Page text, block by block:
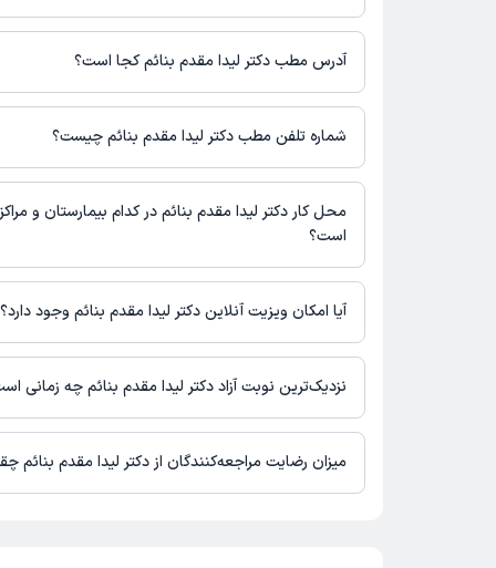
برای اطلاع از هزینه ویزیت دکتر لیدا مقدم بنائم، لازم است با مطب
آدرس مطب دکتر لیدا مقدم بنائم کجا است؟
دکتر لیدا مقدم بنائم 1 مطب فعال دارند. آدرس مطب‌های
زیر است.
شماره تلفن مطب دکتر لیدا مقدم بنائم چیست؟
مطب تهران : شماره تماس مطب دکتر لیدا مقدم بنائم در حال
ثبت نشده است.
محل کار دکتر لیدا مقدم بنائم در کدام بیمارستان و
است؟
اطلاعاتی درباره محل فعالیت دکتر لیدا مقدم بنائم در مراکز
آیا امکان ویزیت آنلاین دکتر لیدا مقدم بنائم وجود دارد؟
در حال حاضر اطلاعاتی درباره ارائه ویزیت آنلاین توسط دکتر لیدا
نیست. برای دریافت اطلاعات دقیق‌تر، لطفاً با مطب تماس بگیرید.
نزدیک‌ترین نوبت آزاد دکتر لیدا مقدم بنائم چه زمانی
زمان نوبت‌دهی و پذیرش بیماران با هماهنگی مطب مشخص می‌شود.
میزان رضایت مراجعه‌کنندگان از دکتر لیدا مقدم بنائم